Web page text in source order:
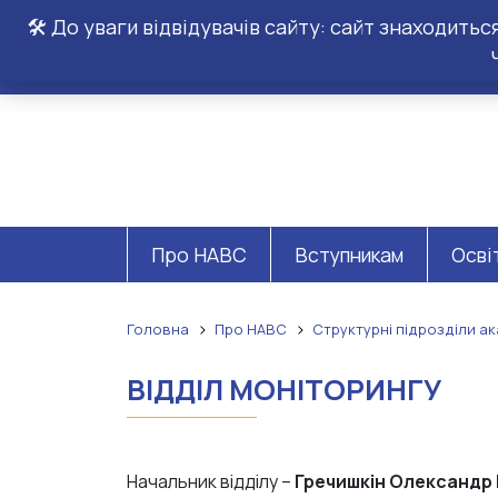
🛠️ До уваги відвідувачів сайту: сайт
Про НАВС Вступникам
Головна Про НАВС Структурні підрозділи
ВІДДІЛ МОНІТОРИНГУ
Начальник відділу – Гречишкін Олександр